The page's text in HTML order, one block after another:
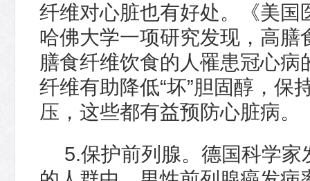
纤维对心脏也有好处。《美国
哈佛大学一项研究发现，高膳
膳食纤维饮食的人罹患冠心病
纤维有助降低“坏”胆固醇，保
压，这些都有益预防心脏病。
5.保护前列腺。德国科学